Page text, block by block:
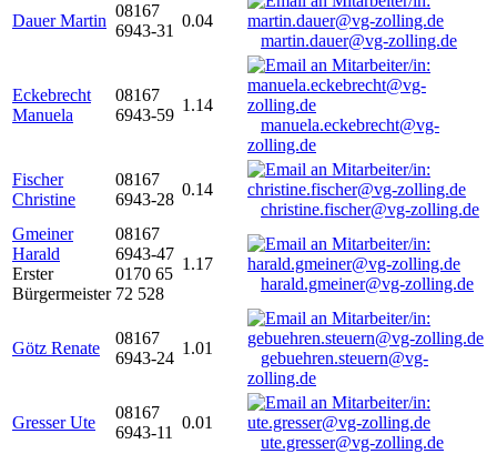
Dauer Martin
08167
6943-31
0.04
martin.dauer@vg-zolling.de
Eckebrecht
Manuela
08167
6943-59
1.14
manuela.eckebrecht@vg-
zolling.de
Fischer
Christine
08167
6943-28
0.14
christine.fischer@vg-zolling.de
Gmeiner
Harald
Erster
Bürgermeister
08167
6943-47
0170 65
72 528
1.17
harald.gmeiner@vg-zolling.de
Götz Renate
08167
6943-24
1.01
gebuehren.steuern@vg-
zolling.de
Gresser Ute
08167
6943-11
0.01
ute.gresser@vg-zolling.de